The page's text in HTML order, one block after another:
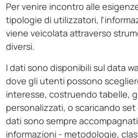
Per venire incontro alle
tipologie di utilizzatori,
viene veicolata attraverso
diversi.
I dati sono disponibili sul data
dove gli utenti possono
interesse, costruendo tabelle,
personalizzati, o scaricando
dati sono sempre
informazioni - metodologie,